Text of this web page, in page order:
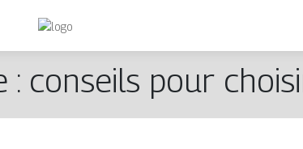
conseils pour